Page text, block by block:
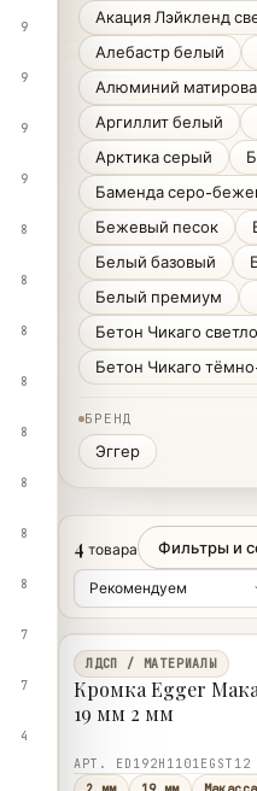
9
9
9
9
8
8
8
8
8
8
8
8
7
7
4
Акация Лэйкленд
Алебастр белый
Алюминий
Аргиллит белый
Арктика серый
Баменда серо-
Бежевый песок
Белый базовый
Белый премиум
Бетон Чикаго
Бетон Чикаго
БРЕНД
Эггер
4 товара Фильтры и
ЛДСП / МАТЕРИАЛЫ
Кромка Egger
19 мм 2 мм
АРТ. ED192H1101EGST12